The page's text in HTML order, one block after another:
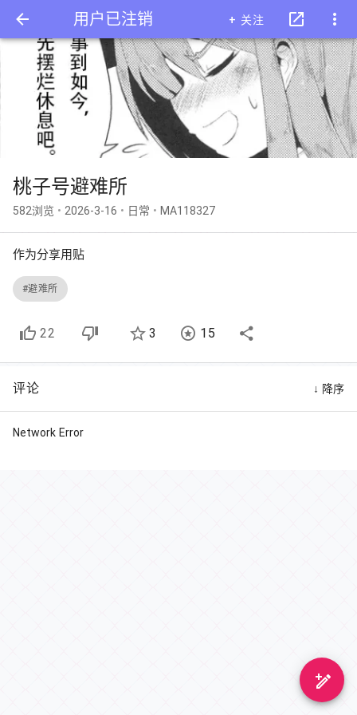
用户已注销 + 关注
桃子号避难所
582浏览 • 2026-3-16 • 日常 • MA118327
作为分享用贴
#避难所
22 3 15
评论 ↓ 降序
Network Error